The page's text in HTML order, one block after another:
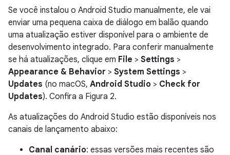
Se você instalou o Android Studio manualmente, ele vai
enviar uma pequena caixa de diálogo em balão quando
uma atualização estiver disponível para o ambiente de
desenvolvimento integrado. Para conferir manualmente
se há atualizações, clique em File > Settings >
Appearance & Behavior > System Settings >
Updates (no macOS, Android Studio > Check for
Updates). Confira a Figura 2.
As atualizações do Android Studio estão disponíveis nos
canais de lançamento abaixo:
Canal canário: essas versões mais recentes são